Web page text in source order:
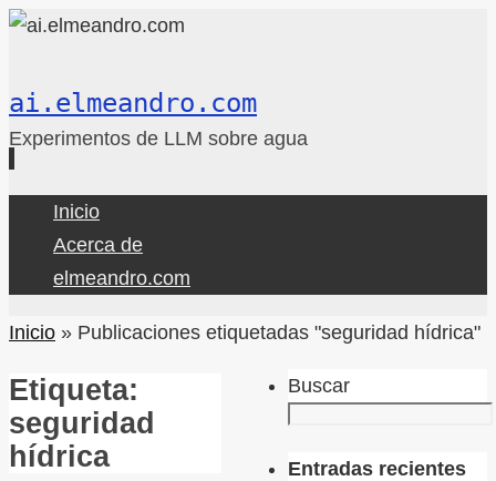
ai.elmeandro.com
Experimentos de LLM sobre agua
contenido
Inicio
Acerca de
elmeandro.com
Inicio » Publicaciones etiquetadas "seguridad hídrica"
Etiqueta:
seguridad
hídrica
Buscar
Entradas recientes